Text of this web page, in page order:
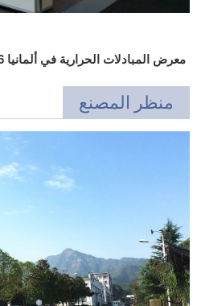
معرض المبادلات الحرارية في ألمانيا 2016
منظر المصنع